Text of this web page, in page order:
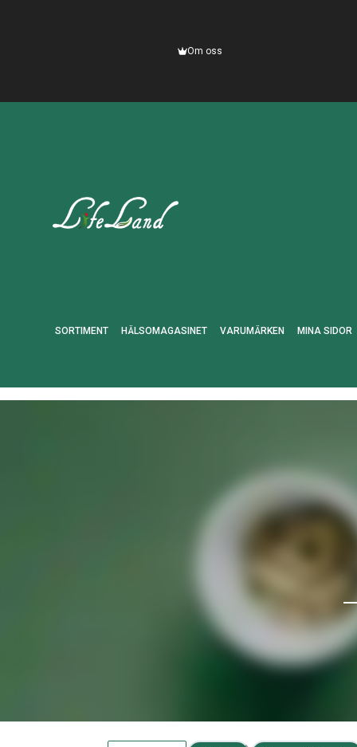
Om oss
SORTIMENT HÄLSOMAGASINET VARUMÄRKEN MINA SIDOR